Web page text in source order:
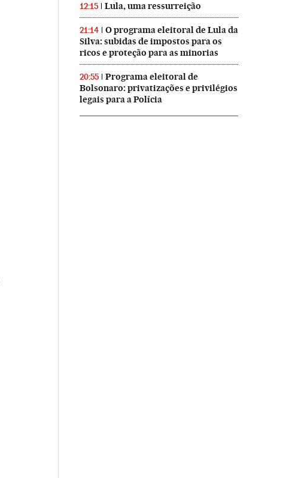
12:15 Lula, uma ressurreição
21:14
O programa eleitoral de Lula da
Silva: subidas de impostos para os
ricos e proteção para as minorias
20:55
Programa eleitoral de
Bolsonaro: privatizações e privilégios
legais para a Polícia